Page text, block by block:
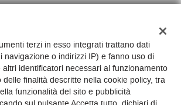
Torino (TO)
TO
terzi in esso integrati trattano dati
navigazione o indirizzi IP) e fanno uso di
altri identificatori necessari al funzionamento
finalità descritte nella cookie policy, tra
funzionalità del sito e pubblicità